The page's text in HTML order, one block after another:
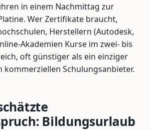
in einem Nachmittag zur
Wer Zertifikate braucht,
Herstellern (Autodesk,
Akademien Kurse im zwei- bis
oft günstiger als ein einziger
kommerziellen Schulungsanbieter.
Bildungsurlaub